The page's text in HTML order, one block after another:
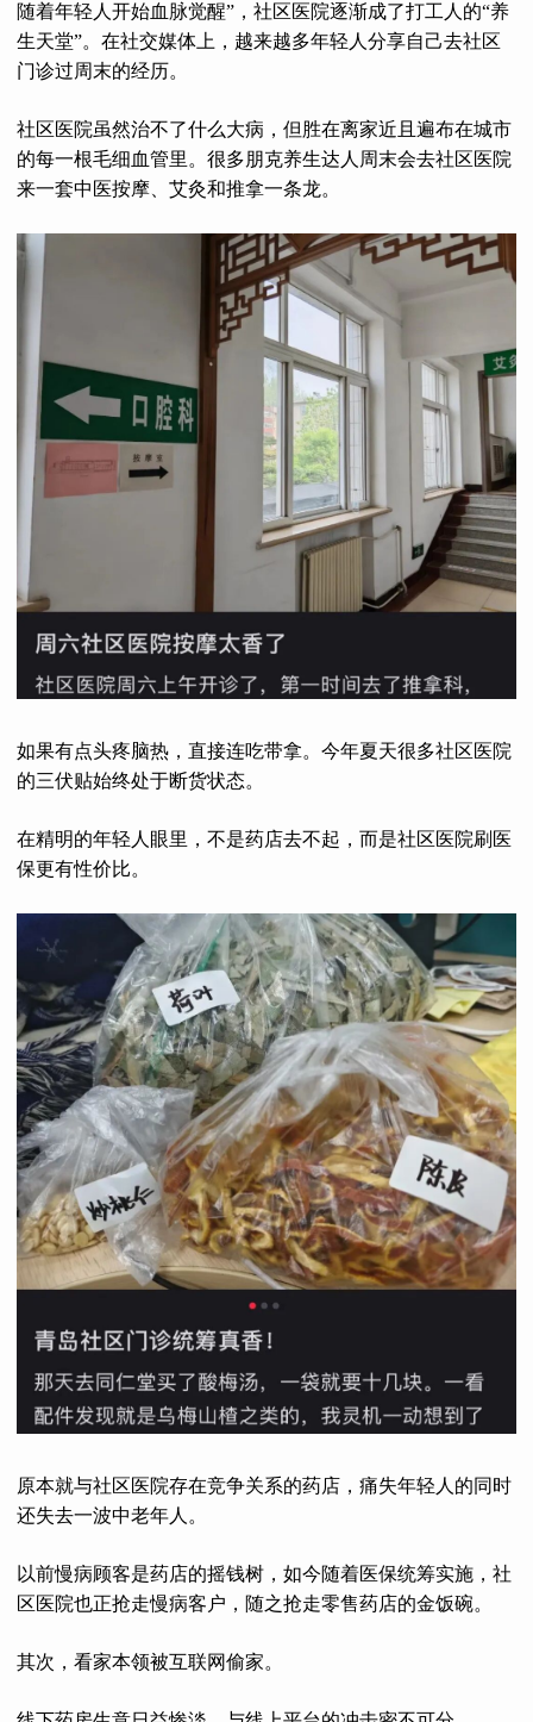
随着年轻人开始血脉觉醒”，社区医院逐渐成了打工人的“养
生天堂”。在社交媒体上，越来越多年轻人分享自己去社区
门诊过周末的经历。
社区医院虽然治不了什么大病，但胜在离家近且遍布在城市
的每一根毛细血管里。很多朋克养生达人周末会去社区医院
来一套中医按摩、艾灸和推拿一条龙。
如果有点头疼脑热，直接连吃带拿。今年夏天很多社区医院
的三伏贴始终处于断货状态。
在精明的年轻人眼里，不是药店去不起，而是社区医院刷医
保更有性价比。
原本就与社区医院存在竞争关系的药店，痛失年轻人的同时
还失去一波中老年人。
以前慢病顾客是药店的摇钱树，如今随着医保统筹实施，社
区医院也正抢走慢病客户，随之抢走零售药店的金饭碗。
其次，看家本领被互联网偷家。